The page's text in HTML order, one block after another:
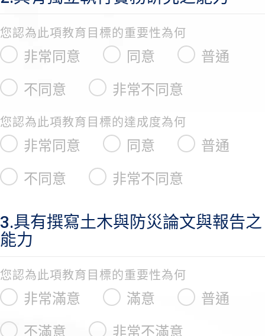
您認為此項教育目標的重要性為何
非常同意 同意
普通
不同意
非常不同意
您認為此項教育目標的達成度為何
非常同意 同意
普通
不同意
非常不同意
3.具有撰寫土木與防災論文與報告之
能力
您認為此項教育目標的重要性為何
非常滿意 滿意
普通
不滿意
非常不滿意